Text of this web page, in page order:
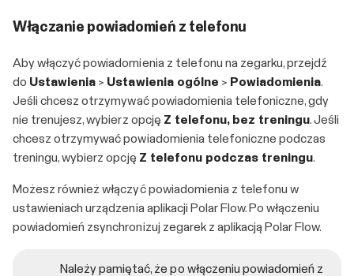
Włączanie powiadomień z telefonu
Aby włączyć powiadomienia z telefonu na zegarku, przejdź
do Ustawienia > Ustawienia ogólne > Powiadomienia.
Jeśli chcesz otrzymywać powiadomienia telefoniczne, gdy
nie trenujesz, wybierz opcję Z telefonu, bez treningu. Jeśli
chcesz otrzymywać powiadomienia telefoniczne podczas
treningu, wybierz opcję Z telefonu podczas treningu.
Możesz również włączyć powiadomienia z telefonu w
ustawieniach urządzenia aplikacji Polar Flow. Po włączeniu
powiadomień zsynchronizuj zegarek z aplikacją Polar Flow.
Należy pamiętać, że po włączeniu powiadomień z